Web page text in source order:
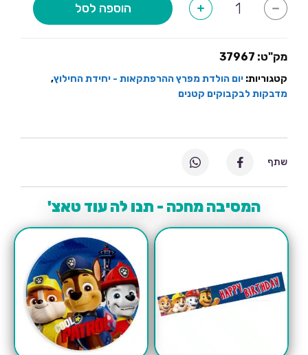
-
של
קטנים-
ההרפתקאות
+ הוספה לסל
מק"ט: 37967
קטגוריות: יום הולדת מפרץ ההרפתקאות - יחידת החילוץ,
מדבקות לבקבוקים קטנים
המסיבה מחכה - תנו לה עוד טאצ'
שתף